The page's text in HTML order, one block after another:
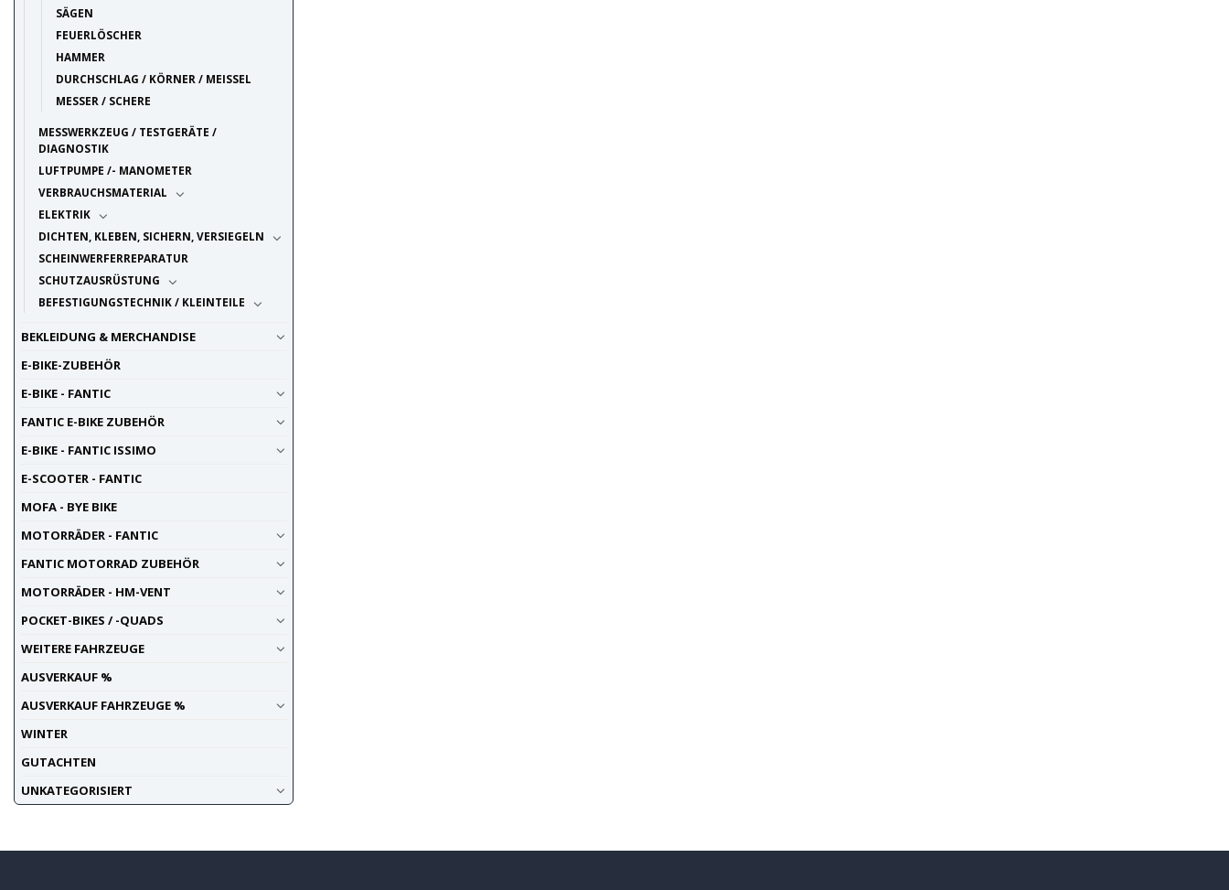
SÄGEN
FEUERLÖSCHER
HAMMER
DURCHSCHLAG / KÖRNER / MEISSEL
MESSER / SCHERE
MESSWERKZEUG / TESTGERÄTE /
DIAGNOSTIK
LUFTPUMPE /- MANOMETER
VERBRAUCHSMATERIAL
ELEKTRIK
DICHTEN, KLEBEN, SICHERN, VERSIEGELN
SCHEINWERFERREPARATUR
SCHUTZAUSRÜSTUNG
BEFESTIGUNGSTECHNIK / KLEINTEILE
BEKLEIDUNG & MERCHANDISE
E-BIKE-ZUBEHÖR
E-BIKE - FANTIC
FANTIC E-BIKE ZUBEHÖR
E-BIKE - FANTIC ISSIMO
E-SCOOTER - FANTIC
MOFA - BYE BIKE
MOTORRÄDER - FANTIC
FANTIC MOTORRAD ZUBEHÖR
MOTORRÄDER - HM-VENT
POCKET-BIKES / -QUADS
WEITERE FAHRZEUGE
AUSVERKAUF %
AUSVERKAUF FAHRZEUGE %
WINTER
GUTACHTEN
UNKATEGORISIERT